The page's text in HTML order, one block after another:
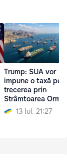
Trump: SUA vor
impune o taxă
trecerea prin
Strâmtoarea
13 Iul. 21:27